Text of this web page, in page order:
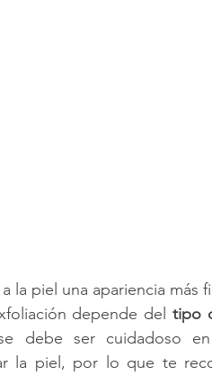
la piel una apariencia más
depende del tipo
la piel, por lo que te